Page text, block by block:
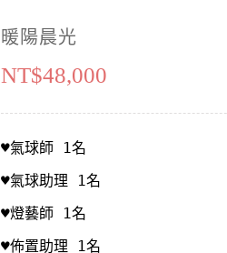
暖陽晨光
NT$48,000
♥氣球師 1名
♥氣球助理 1名
♥燈藝師 1名